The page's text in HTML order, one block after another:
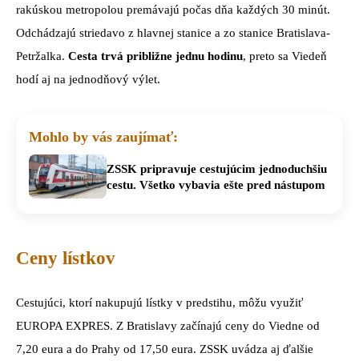
rakúskou metropolou premávajú počas dňa každých 30 minút.
Odchádzajú striedavo z hlavnej stanice a zo stanice Bratislava-
Petržalka. Cesta trvá približne jednu hodinu, preto sa Viedeň
hodí aj na jednodňový výlet.
Mohlo by vás zaujímať:
ZSSK pripravuje cestujúcim jednoduchšiu
cestu. Všetko vybavia ešte pred nástupom
Ceny lístkov
Cestujúci, ktorí nakupujú lístky v predstihu, môžu využiť
EUROPA EXPRES. Z Bratislavy začínajú ceny do Viedne od
7,20 eura a do Prahy od 17,50 eura. ZSSK uvádza aj ďalšie